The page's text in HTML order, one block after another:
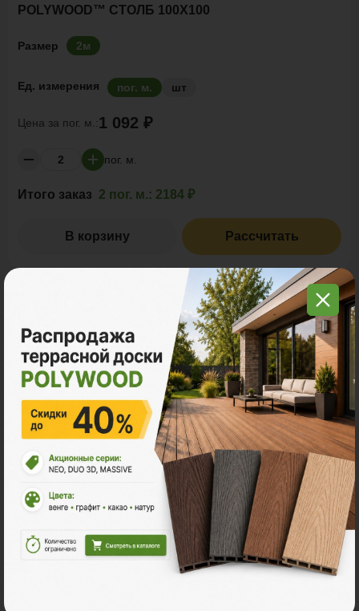
POLYWOOD™ СТОЛБ 100Х100
Размер 2м
Ед. измерения пог. м. шт
Цена за пог. м.:1 092 ₽
пог. м.
Итого заказ 2 пог. м.: 2184 ₽
В корзину Рассчитать
С этим товаром покупают
Много